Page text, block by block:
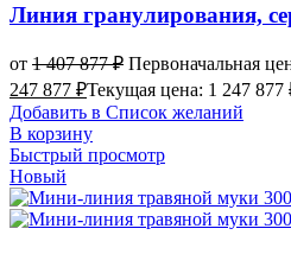
Линия гранулирования,
от 1 407 877₽ Первоначальная
247 877 ₽Текущая цена: 1 247 877
Добавить в Список желаний
В корзину
Быстрый просмотр
Новый